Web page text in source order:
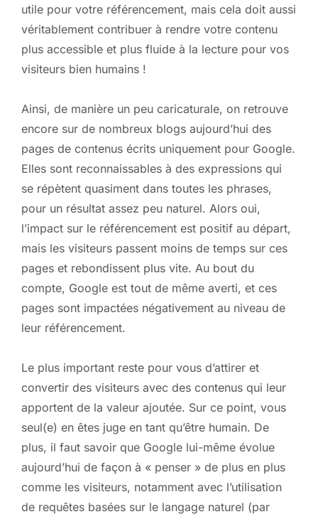
utile pour votre référencement, mais cela doit aussi
véritablement contribuer à rendre votre contenu
plus accessible et plus fluide à la lecture pour vos
visiteurs bien humains !
Ainsi, de manière un peu caricaturale, on retrouve
encore sur de nombreux blogs aujourd’hui des
pages de contenus écrits uniquement pour Google.
Elles sont reconnaissables à des expressions qui
se répètent quasiment dans toutes les phrases,
pour un résultat assez peu naturel. Alors oui,
l’impact sur le référencement est positif au départ,
mais les visiteurs passent moins de temps sur ces
pages et rebondissent plus vite. Au bout du
compte, Google est tout de même averti, et ces
pages sont impactées négativement au niveau de
leur référencement.
Le plus important reste pour vous d’attirer et
convertir des visiteurs avec des contenus qui leur
apportent de la valeur ajoutée. Sur ce point, vous
seul(e) en êtes juge en tant qu’être humain. De
plus, il faut savoir que Google lui-même évolue
aujourd’hui de façon à « penser » de plus en plus
comme les visiteurs, notamment avec l’utilisation
de requêtes basées sur le langage naturel (par